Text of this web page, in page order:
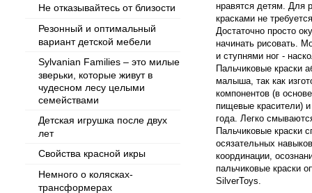
Не отказывайтесь от близости
Резонный и оптимальный
вариант детской мебели
Sylvanian Families – это милые
зверьки, которые живут в
чудесном лесу целыми
семействами
Детская игрушка после двух
лет
Свойства красной икры
Немного о колясках-
трансформерах
нравятся детям. Для
красками не
Достаточно просто
начинать рисовать.
и ступнями ног -
Пальчиковые краски
малыша, так как
компонентов (в
пищевые красители)
года. Легко
Пальчиковые краски
осязательных
координации,
пальчиковые краски
SilverToys.